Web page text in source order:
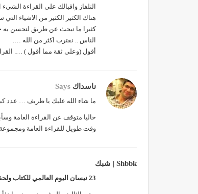
التلفاز واقبالك على القراءة الشيء
هناك الكثير الكثير من الاشياء
كثيرا ما نبحث عن طريق لنحسن به
الناس .. نقترب اكثر من الله ….
أقول (وعلى ثقة مما أقول ) ….
ناسداك Says
ما شاء الله عليك يا طريف … عدد
حاليا متوقف عن القراءة العامة
وقت طويل للقراءة العامة
Shbbk | شبك
23 نيسان اليوم العالمي للكتاب ولحقوق التأليف والنشر…